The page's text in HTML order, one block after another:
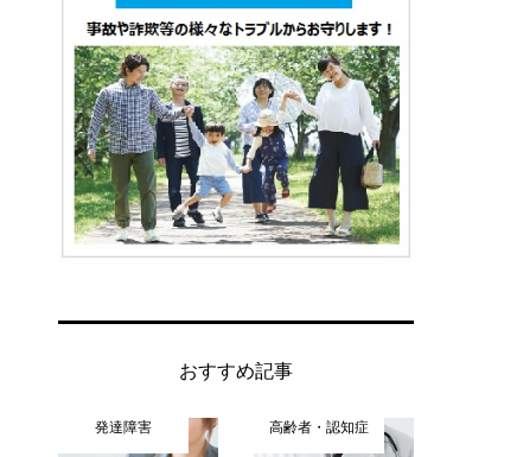
おすすめ記事
発達障害 高齢者・認知症